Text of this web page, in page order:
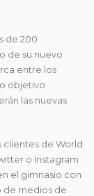
de 200
de su nuevo
entre los
objetivo
las nuevas
clientes de World
o Instagram
el gimnasio con
de medios de